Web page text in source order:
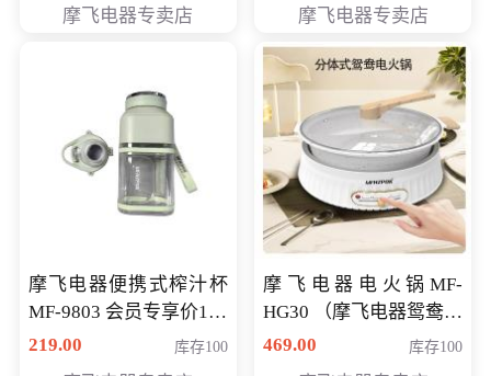
摩飞电器专卖店 摩飞电器专卖店
摩飞电器便携式榨汁杯
MF-9803 会员专享价138
元
219.00 库存100
摩飞电器电火锅MF-
HG30 （摩飞电器鸳鸯锅
MF-HG30 ） 会员专享价
469.00 库存100